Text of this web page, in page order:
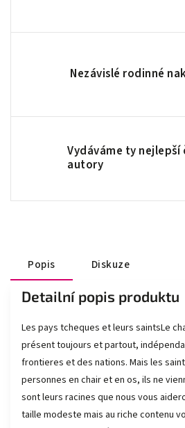
Nezávislé rodinné
Vydáváme ty nejlepší
autory
Popis Diskuze
Detailní popis produktu
Les pays tcheques et leurs saintsLe
présent toujours et partout,
frontieres et des nations. Mais les
personnes en chair et en os, ils ne
sont leurs racines que nous vous
taille modeste mais au riche contenu